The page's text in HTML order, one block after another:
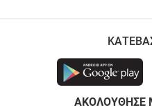
ΑΚΟΛΟΥΘΗΣΕ